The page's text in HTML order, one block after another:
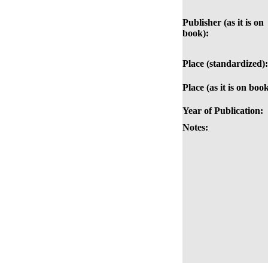
Publisher (as it is on
book):
Place (standardized):
Place (as it is on
Year of Publication:
Notes: